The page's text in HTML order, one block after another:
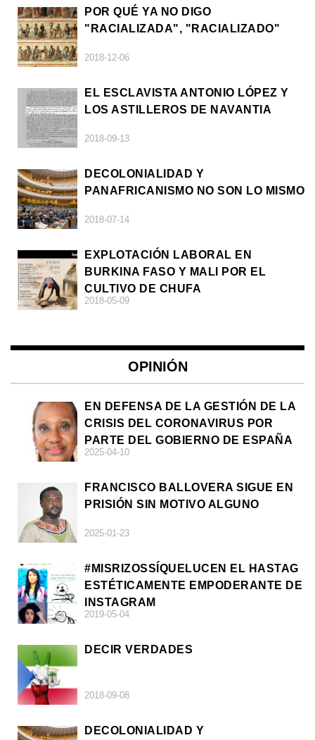
POR QUÉ YA NO DIGO
"RACIALIZADA", "RACIALIZADO"
2018-12-06
EL ESCLAVISTA ANTONIO LÓPEZ Y
LOS ASTILLEROS DE NAVANTIA
2018-09-13
DECOLONIALIDAD Y
PANAFRICANISMO NO SON LO MISMO
2018-07-14
EXPLOTACIÓN LABORAL EN
BURKINA FASO Y MALI POR EL
CULTIVO DE CHUFA
2018-05-09
OPINIÓN
EN DEFENSA DE LA GESTIÓN DE LA
CRISIS DEL CORONAVIRUS POR
PARTE DEL GOBIERNO DE ESPAÑA
2025-04-10
FRANCISCO BALLOVERA SIGUE EN
PRISIÓN SIN MOTIVO ALGUNO
2025-01-23
#MISRIZOSSÍQUELUCEN EL HASTAG
ESTÉTICAMENTE EMPODERANTE DE
INSTAGRAM
2019-05-04
DECIR VERDADES
2018-09-08
DECOLONIALIDAD Y